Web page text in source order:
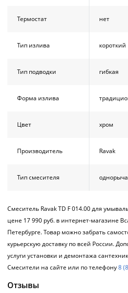
Термостат нет
Тип излива короткий
Тип подводки гибкая
Форма излива
Цвет хром
Производитель Ravak
Тип смесителя
Смеситель Ravak TD F 014.00 для
цене 17 990 руб. в интернет-магазине
Петербурге. Товар можно забрать
курьерскую доставку по всей России.
услуги установки и демонтажа
Смесители на сайте или по телефону8
Отзывы